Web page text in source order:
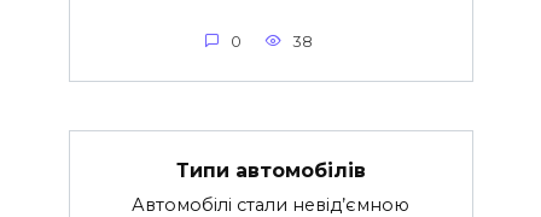
0 38
Типи автомобілів
Автомобілі стали невід’ємною